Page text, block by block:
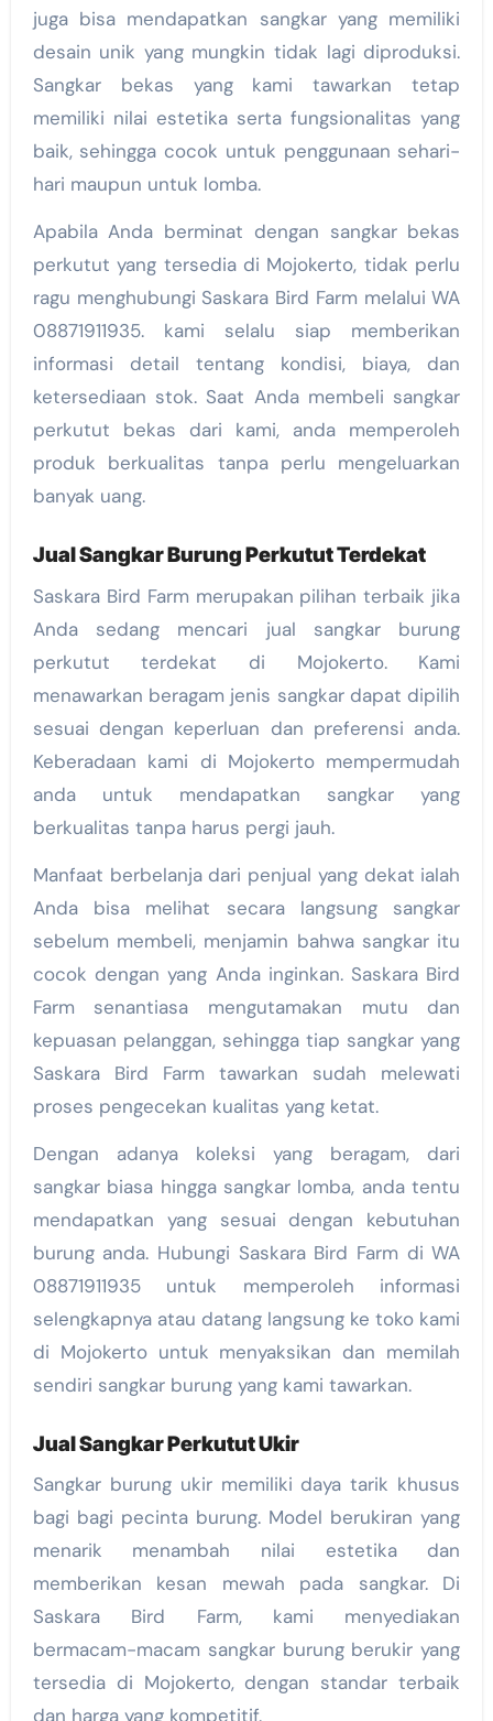
juga bisa mendapatkan sangkar yang memiliki
desain unik yang mungkin tidak lagi diproduksi.
Sangkar bekas yang kami tawarkan tetap
memiliki nilai estetika serta fungsionalitas yang
baik, sehingga cocok untuk penggunaan sehari-
hari maupun untuk lomba.
Apabila Anda berminat dengan sangkar bekas
perkutut yang tersedia di Mojokerto, tidak perlu
ragu menghubungi Saskara Bird Farm melalui WA
08871911935. kami selalu siap memberikan
informasi detail tentang kondisi, biaya, dan
ketersediaan stok. Saat Anda membeli sangkar
perkutut bekas dari kami, anda memperoleh
produk berkualitas tanpa perlu mengeluarkan
banyak uang.
Jual Sangkar Burung Perkutut Terdekat
Saskara Bird Farm merupakan pilihan terbaik jika
Anda sedang mencari jual sangkar burung
perkutut terdekat di Mojokerto. Kami
menawarkan beragam jenis sangkar dapat dipilih
sesuai dengan keperluan dan preferensi anda.
Keberadaan kami di Mojokerto mempermudah
anda untuk mendapatkan sangkar yang
berkualitas tanpa harus pergi jauh.
Manfaat berbelanja dari penjual yang dekat ialah
Anda bisa melihat secara langsung sangkar
sebelum membeli, menjamin bahwa sangkar itu
cocok dengan yang Anda inginkan. Saskara Bird
Farm senantiasa mengutamakan mutu dan
kepuasan pelanggan, sehingga tiap sangkar yang
Saskara Bird Farm tawarkan sudah melewati
proses pengecekan kualitas yang ketat.
Dengan adanya koleksi yang beragam, dari
sangkar biasa hingga sangkar lomba, anda tentu
mendapatkan yang sesuai dengan kebutuhan
burung anda. Hubungi Saskara Bird Farm di WA
08871911935 untuk memperoleh informasi
selengkapnya atau datang langsung ke toko kami
di Mojokerto untuk menyaksikan dan memilah
sendiri sangkar burung yang kami tawarkan.
Jual Sangkar Perkutut Ukir
Sangkar burung ukir memiliki daya tarik khusus
bagi bagi pecinta burung. Model berukiran yang
menarik menambah nilai estetika dan
memberikan kesan mewah pada sangkar. Di
Saskara Bird Farm, kami menyediakan
bermacam-macam sangkar burung berukir yang
tersedia di Mojokerto, dengan standar terbaik
dan harga yang kompetitif.